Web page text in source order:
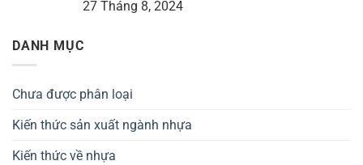
27 Tháng 8, 2024
DANH MỤC
Chưa được phân loại
Kiến thức sản xuất ngành nhựa
Kiến thức về nhựa